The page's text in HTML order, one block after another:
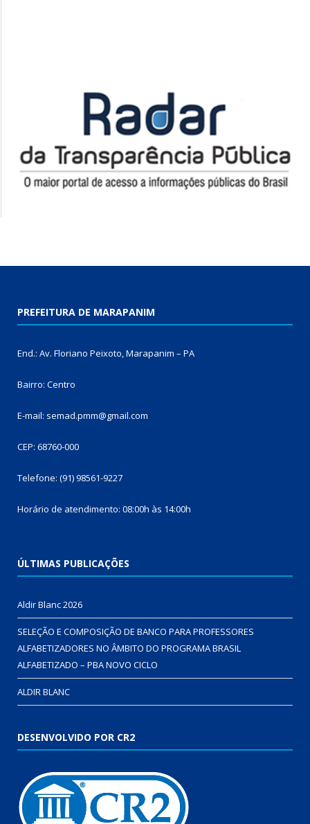
PREFEITURA DE MARAPANIM
End.: Av. Floriano Peixoto, Marapanim – PA
Bairro: Centro
E-mail: semad.pmm@gmail.com
CEP: 68760-000
Telefone: (91) 98561-9227
Horário de atendimento: 08:00h às 14:00h
ÚLTIMAS PUBLICAÇÕES
Aldir Blanc 2026
SELEÇÃO E COMPOSIÇÃO DE BANCO PARA PROFESSORES
ALFABETIZADORES NO ÂMBITO DO PROGRAMA BRASIL
ALFABETIZADO – PBA NOVO CICLO
ALDIR BLANC
DESENVOLVIDO POR CR2